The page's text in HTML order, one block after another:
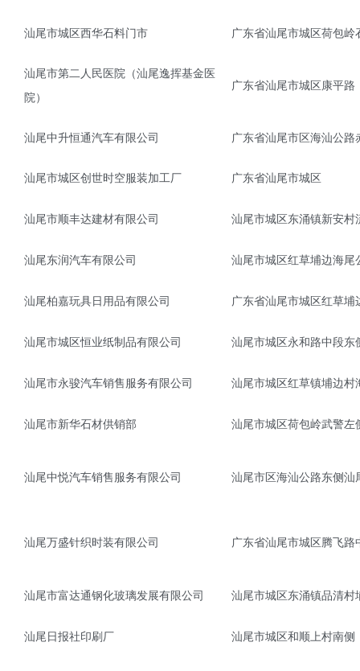
汕尾市城区西华石料门市 广东省汕尾市城区荷包岭
汕尾市第二人民医院（汕尾逸挥基金医
院）
广东省汕尾市城区康平路
汕尾中升恒通汽车有限公司 广东省汕尾市区海汕公
汕尾市城区创世时空服装加工厂 广东省汕尾市城区
汕尾市顺丰达建材有限公司 汕尾市城区东涌镇新安村
汕尾东润汽车有限公司 汕尾市城区红草埔边海尾
汕尾柏嘉玩具日用品有限公司 广东省汕尾市城区红草埔
汕尾市城区恒业纸制品有限公司 汕尾市城区永和路中段东
汕尾市永骏汽车销售服务有限公司 汕尾市城区红草镇埔边村
汕尾市新华石材供销部 汕尾市城区荷包岭武警左
汕尾中悦汽车销售服务有限公司 汕尾市区海汕公路东侧汕
汕尾万盛针织时装有限公司 广东省汕尾市城区腾飞路
汕尾市富达通钢化玻璃发展有限公司 汕尾市城区东涌镇品清村
汕尾日报社印刷厂 汕尾市城区和顺上村南侧